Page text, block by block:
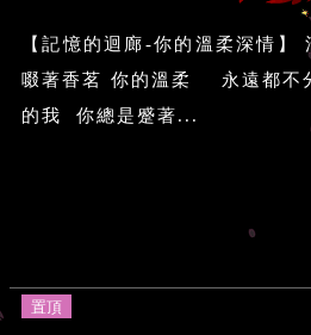
【記憶的迴廊-你的溫柔深情
啜著香茗 你的溫柔 永遠都不
的我 你總是蹙著...
置頂